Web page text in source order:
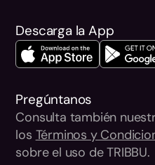
Descarga la App
Pregúntanos
Consulta también
los Términos y
sobre el uso de TRIBBU.